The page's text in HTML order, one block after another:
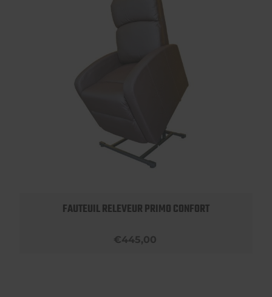
FAUTEUIL RELEVEUR PRIMO CONFORT
€445,00